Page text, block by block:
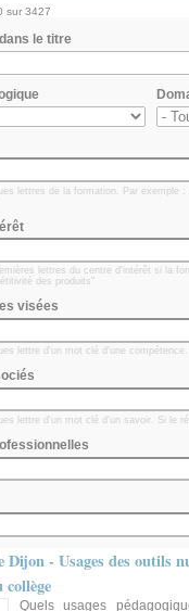
sur 3427
le titre
lettres de la formation. Par exemple
lettres du centre d'intérêt si la
des produits"
visées
lettre d'un mot clé d'une
lettre d'un mot clé d'un savoir. Si le
Dijon - Usages des outils
Quels usages